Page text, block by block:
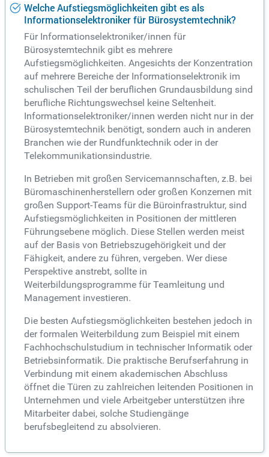
Welche Aufstiegsmöglichkeiten gibt es als
Informationselektroniker für Bürosystemtechnik?
Für Informationselektroniker/innen für
Bürosystemtechnik gibt es mehrere
Aufstiegsmöglichkeiten. Angesichts der Konzentration
auf mehrere Bereiche der Informationselektronik im
schulischen Teil der beruflichen Grundausbildung sind
berufliche Richtungswechsel keine Seltenheit.
Informationselektroniker/innen werden nicht nur in der
Bürosystemtechnik benötigt, sondern auch in anderen
Branchen wie der Rundfunktechnik oder in der
Telekommunikationsindustrie.
In Betrieben mit großen Servicemannschaften, z.B. bei
Büromaschinenherstellern oder großen Konzernen mit
großen Support-Teams für die Büroinfrastruktur, sind
Aufstiegsmöglichkeiten in Positionen der mittleren
Führungsebene möglich. Diese Stellen werden meist
auf der Basis von Betriebszugehörigkeit und der
Fähigkeit, andere zu führen, vergeben. Wer diese
Perspektive anstrebt, sollte in
Weiterbildungsprogramme für Teamleitung und
Management investieren.
Die besten Aufstiegsmöglichkeiten bestehen jedoch in
der formalen Weiterbildung zum Beispiel mit einem
Fachhochschulstudium in technischer Informatik oder
Betriebsinformatik. Die praktische Berufserfahrung in
Verbindung mit einem akademischen Abschluss
öffnet die Türen zu zahlreichen leitenden Positionen in
Unternehmen und viele Arbeitgeber unterstützen ihre
Mitarbeiter dabei, solche Studiengänge
berufsbegleitend zu absolvieren.